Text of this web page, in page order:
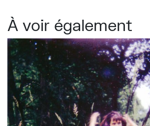
À voir également